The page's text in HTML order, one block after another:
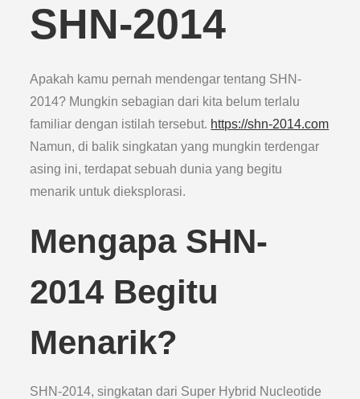
SHN-2014
Apakah kamu pernah mendengar tentang SHN-
2014? Mungkin sebagian dari kita belum terlalu
familiar dengan istilah tersebut. https://shn-2014.com
Namun, di balik singkatan yang mungkin terdengar
asing ini, terdapat sebuah dunia yang begitu
menarik untuk dieksplorasi.
Mengapa SHN-
2014 Begitu
Menarik?
SHN-2014, singkatan dari Super Hybrid Nucleotide